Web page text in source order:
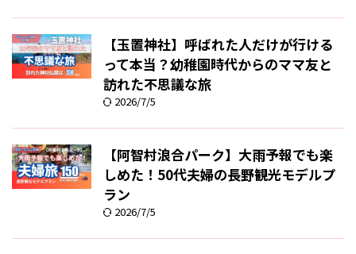
【玉置神社】呼ばれた人だけが行ける
って本当？幼稚園時代からのママ友と
訪れた不思議な旅
2026/7/5
【阿智村浪合パーク】大雨予報でも楽
しめた！50代夫婦の長野観光モデルプ
ラン
2026/7/5